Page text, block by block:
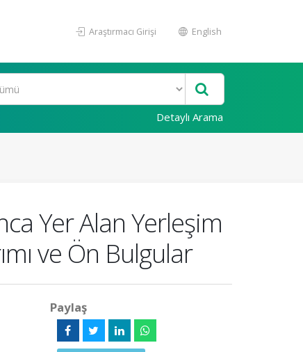
Araştırmacı Girişi English
Detaylı Arama
Yer Alan Yerleşim
ve Ön Bulgular
Paylaş